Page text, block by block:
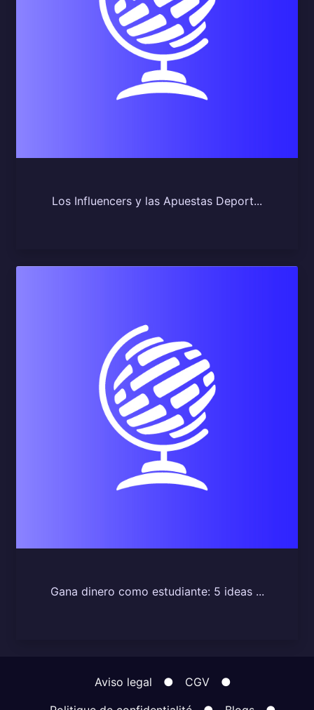
Los Influencers y las Apuestas Deport...
Gana dinero como estudiante: 5 ideas ...
Aviso legal ● CGV
●